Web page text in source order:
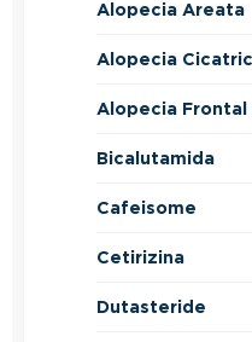
Alopecia Areata
Alopecia
Alopecia Frontal
Bicalutamida
Cafeisome
Cetirizina
Dutasteride